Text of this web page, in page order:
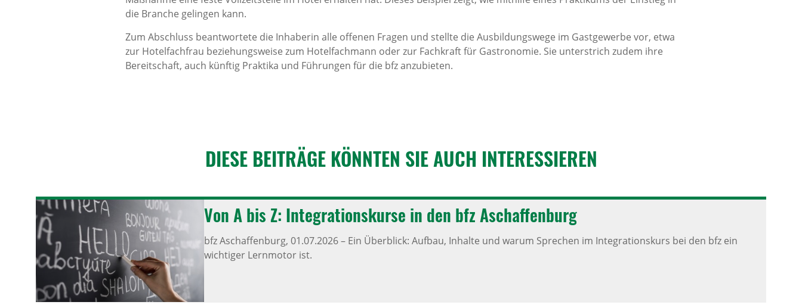
die Branche gelingen kann.
Zum Abschluss beantwortete die Inhaberin alle offenen Fragen und stellte die Ausbildungswege im Gastgewerbe vor, etwa
zur Hotelfachfrau beziehungsweise zum Hotelfachmann oder zur Fachkraft für Gastronomie. Sie unterstrich zudem ihre
Bereitschaft, auch künftig Praktika und Führungen für die bfz anzubieten.
DIESE BEITRÄGE KÖNNTEN SIE AUCH INTER­ES­SIEREN
Von A bis Z: Inte­gra­ti­ons­kurse in den bfz Aschaf­fen­burg
bfz Aschaffenburg, 01.07.2026–Ein Überblick: Aufbau, Inhalte und warum Sprechen im Integrationskurs bei den bfz ein
wichtiger Lernmotor ist.